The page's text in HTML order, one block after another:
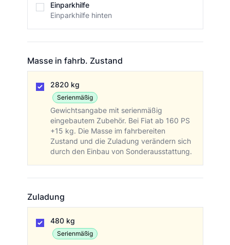
Einparkhilfe
Einparkhilfe hinten
Masse in fahrb. Zustand
2820 kg
Serienmäßig
Gewichtsangabe mit serienmäßig
eingebautem Zubehör. Bei Fiat ab 160 PS
+15 kg. Die Masse im fahrbereiten
Zustand und die Zuladung verändern sich
durch den Einbau von Sonderausstattung.
Zuladung
480 kg
Serienmäßig